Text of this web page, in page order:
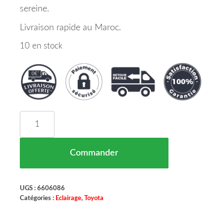
sereine.
Livraison rapide au Maroc.
10 en stock
Commander
UGS : 6606086
Catégories : Eclairage, Toyota